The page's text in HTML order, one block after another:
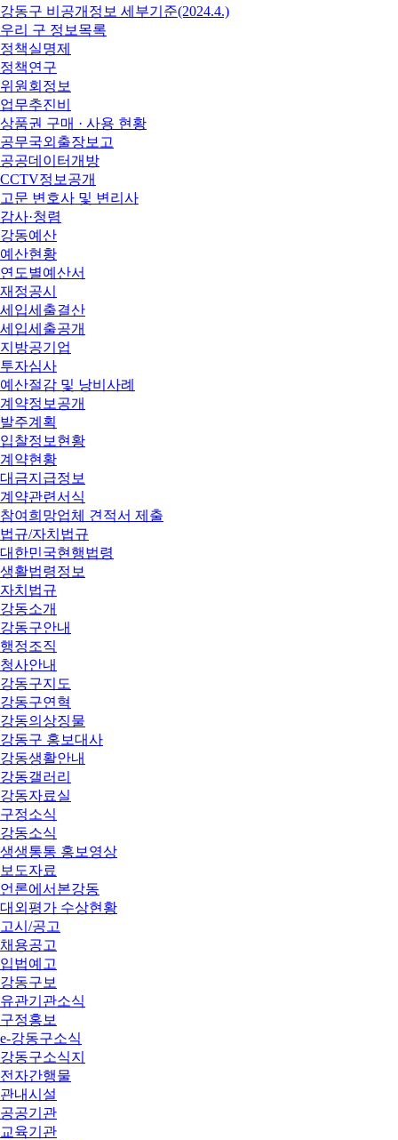
강동구 비공개정보 세부기준(2024.4.)
우리 구 정보목록
정책실명제
정책연구
위원회정보
업무추진비
상품권 구매 · 사용 현황
공무국외출장보고
공공데이터개방
CCTV정보공개
고문 변호사 및 변리사
감사·청렴
강동예산
예산현황
연도별예산서
재정공시
세입세출결산
세입세출공개
지방공기업
투자심사
예산절감 및 낭비사례
계약정보공개
발주계획
입찰정보현황
계약현황
대금지급정보
계약관련서식
참여희망업체 견적서 제출
법규/자치법규
대한민국현행법령
생활법령정보
자치법규
강동소개
강동구안내
행정조직
청사안내
강동구지도
강동구연혁
강동의상징물
강동구 홍보대사
강동생활안내
강동갤러리
강동자료실
구정소식
강동소식
생생통통 홍보영상
보도자료
언론에서본강동
대외평가 수상현황
고시/공고
채용공고
입법예고
강동구보
유관기관소식
구정홍보
e-강동구소식
강동구소식지
전자간행물
관내시설
공공기관
교육기관